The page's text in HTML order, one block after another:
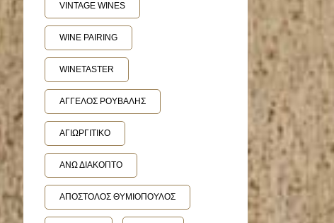
VINTAGE WINES
WINE PAIRING
WINETASTER
ΑΓΓΕΛΟΣ ΡΟΥΒΑΛΗΣ
ΑΓΙΩΡΓΙΤΙΚΟ
ΑΝΩ ΔΙΑΚΟΠΤΟ
ΑΠΟΣΤΟΛΟΣ ΘΥΜΙΟΠΟΥΛΟΣ